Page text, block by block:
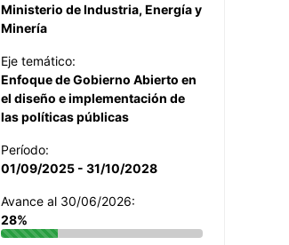
Ministerio de Industria, Energía y
Minería
Eje temático:
Enfoque de Gobierno Abierto en
el diseño e implementación de
las políticas públicas
Período:
01/09/2025 - 31/10/2028
Avance al 30/06/2026:
28%